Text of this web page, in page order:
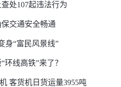
处107起违法行为
交通安全畅通
身“富民风景线”
线高铁”来了？
客货机日货运量3955吨